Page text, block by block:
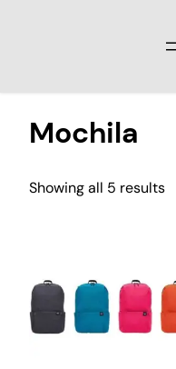
Mochila
Showing all 5 results